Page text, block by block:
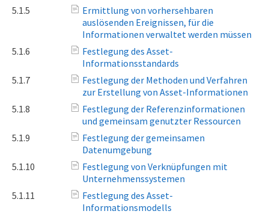
5.1.5
Ermittlung von vorhersehbaren
auslösenden Ereignissen, für die
Informationen verwaltet werden müssen
5.1.6
Festlegung des Asset-
Informationsstandards
5.1.7
Festlegung der Methoden und Verfahren
zur Erstellung von Asset-Informationen
5.1.8
Festlegung der Referenzinformationen
und gemeinsam genutzter Ressourcen
5.1.9
Festlegung der gemeinsamen
Datenumgebung
5.1.10
Festlegung von Verknüpfungen mit
Unternehmenssystemen
5.1.11
Festlegung des Asset-
Informationsmodells